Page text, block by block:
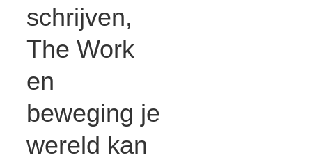
schrijven,
The Work
en
beweging je
wereld kan